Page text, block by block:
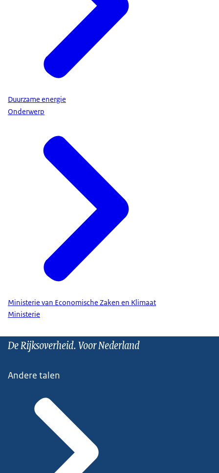
Duurzame energie
Onderwerp
Ministerie van Economische Zaken en Klimaat
Ministerie
De Rijksoverheid. Voor Nederland
Andere talen